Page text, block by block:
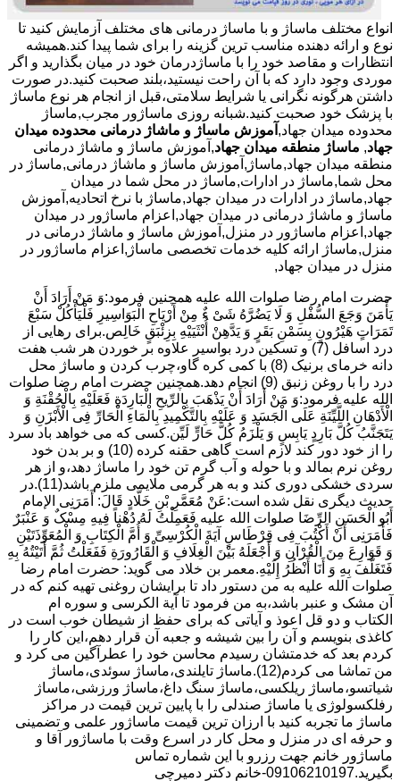
انواع مختلف ماساژ و با ماساژ درمانی های مختلف آزمایش کنید تا
نوع و ارائه دهنده مناسب ترین گزینه را برای شما پیدا کند.همیشه
انتظارات و مقاصد خود را با ماساژدرمان خود در میان بگذارید و اگر
موردی وجود دارد که با آن راحت نیستید،بلند صحبت کنید.در صورت
داشتن هرگونه نگرانی یا شرایط سلامتی،قبل از انجام هر نوع ماساژ
با پزشک خود صحبت کنید.شبانه روزی ماساژور مجرب,ماساژ
محدوده میدان جهاد, آموزش ماساژ و ماشاژ درمانی محدوده میدان
جهاد, ماساژ منطقه میدان جهاد,آموزش ماساژ و ماشاژ درمانی
منطقه میدان جهاد,ماساژ,آموزش ماساژ و ماشاژ درمانی,ماساژ در
محل شما,ماساژ در ادارات,ماساژ در محل شما در میدان
جهاد,ماساژ در ادارات در میدان جهاد,ماساژ با نرخ اتحادیه,آموزش
ماساژ و ماشاژ درمانی در میدان جهاد,اعزام ماساژور در میدان
جهاد,اعزام ماساژور در منزل,آموزش ماساژ و ماشاژ درمانی در
منزل,ماساژ ارائه کلیه خدمات تخصصی ماساژ,اعزام ماساژور در
منزل در میدان جهاد,
حضرت امام رضا صلوات الله علیه همچنین فرمود:وَ مَنْ أَرَادَ أَنْ
یَأْمَنَ وَجَعَ السُّفْلِ وَ لَا یَضُرَّهُ شَیْ ءٌ مِنْ أَرْیَاحِ الْبَوَاسِیرِ فَلْیَأْکُلْ سَبْعَ
تَمَرَاتٍ هَیْرُونٍ بِسَمْنِ بَقَرٍ وَ یَدَّهِنْ أُنْثَیَیْهِ بِزِئْبَقٍ خَالِص.برای رهایی از
درد اسافل (7) و تسکین درد بواسیر علاوه بر خوردن هر شب هفت
دانه خرمای برنیک (8) با کمی کره گاو،چرب کردن و ماساژ محل
درد را با روغن زنبق (9) انجام دهد.همچنین حضرت امام رضا صلوات
الله علیه فرمود:وَ مَنْ أَرَادَ أَنْ یَذْهَبَ بِالرِّیحِ الْبَارِدَةِ فَعَلَیْهِ بِالْحُقْنَةِ وَ
الْأَدْهَانِ اللَّیِّنَةِ عَلَى الْجَسَدِ وَ عَلَیْهِ بِالتَّکْمِیدِ بِالْمَاءِ الْحَارِّ فِی الْأَبْزَنِ وَ
یَتَجَنَّبُ کُلَّ بَارِدٍ یَابِسٍ وَ یَلْزَمُ کُلَّ حَارٍّ لَیِّن.کسی که می خواهد باد سرد
را از خود دور کند لازم است گاهی حقنه کرده (10) و بر بدن خود
روغن نرم بمالد و با حوله و آب گرم تن خود را ماساژ دهد،و از هر
سردی خشکی دوری کند و به هر گرمی ملایمی ملزم باشد(11).در
حدیث دیگری نقل شده است:عَنْ مُعَمَّرِ بْنِ خَلَّادٍ قَالَ: أَمَرَنِی الإمام
أَبُو الْحَسَنِ الرِّضَا صلوات الله علیه فَعَمِلْتُ لَهُ دُهْناً فِیهِ مِسْکٌ وَ عَنْبَرٌ
فَأَمَرَنِی أَنْ أَکْتُبَ فِی قِرْطَاسٍ آیَةَ الْکُرْسِیِّ وَ أُمَّ الْکِتَابِ وَ الْمُعَوِّذَتَیْنِ
وَ قَوَارِعَ مِنَ الْقُرْآنِ وَ أَجْعَلَهُ بَیْنَ الْغِلَافِ وَ الْقَارُورَةِ فَفَعَلْتُ ثُمَّ أَتَیْتُهُ بِهِ
فَتَغَلَّفَ بِهِ وَ أَنَا أَنْظُرُ إِلَیْهِ.معمر بن خلاد می گوید: حضرت امام رضا
صلوات الله علیه به من دستور داد تا برایشان روغنى تهیه کنم که در
آن مشک و عنبر باشد،به من فرمود تا آیة الکرسى و سوره ام
الکتاب و دو قل اعوذ و آیاتى که براى حفظ از شیطان خوب است در
کاغذى بنویسم و آن را بین شیشه و جعبه آن قرار دهم،این کار را
کردم بعد که خدمتشان رسیدم محاسن خود را عطرآگین می کرد و
من تماشا می کردم(12).ماساژ تایلندی،ماساژ سوئدی،ماساژ
شیاتسو،ماساژ ریلکسی،ماساژ سنگ داغ،ماساژ ورزشی،ماساژ
رفلکسولوژی یا ماساژ صندلی را با پایین ترین قیمت در مراکز
ماساژ ما تجربه کنید با ارزان ترین قیمت ماساژور علمی و تضمینی
و حرفه ای در منزل و محل کار در اسرع وقت با ماساژور آقا و
ماساژور خانم جهت رزرو با این شماره تماس
بگیرید.09106210197-خانم دکتر دمیرچی